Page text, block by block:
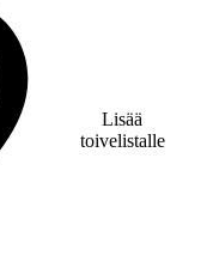
Lisää
toivelistalle